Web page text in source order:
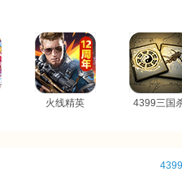
火线精英 4399三国